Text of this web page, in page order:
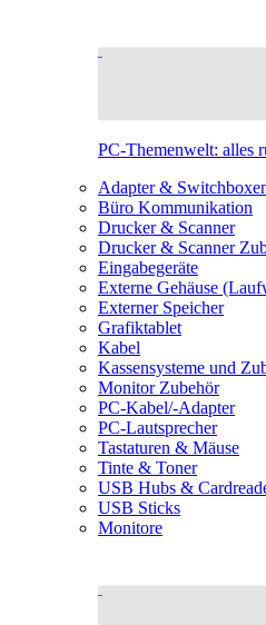
PC-Themenwelt: alles
Adapter &
Büro Kommunikation
Drucker & Scanner
Drucker & Scanner
Eingabegeräte
Externe Gehäuse
Externer Speicher
Grafiktablet
Kabel
Kassensysteme und
Monitor Zubehör
PC-Kabel/-Adapter
PC-Lautsprecher
Tastaturen & Mäuse
Tinte & Toner
USB Hubs &
USB Sticks
Monitore